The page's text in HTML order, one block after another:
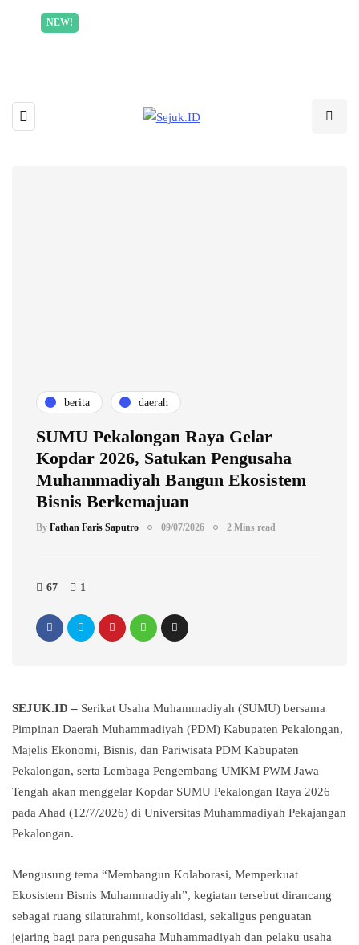
NEW!
berita daerah
SUMU Pekalongan Raya Gelar
Kopdar 2026, Satukan Pengusaha
Muhammadiyah Bangun Ekosistem
Bisnis Berkemajuan
By Fathan Faris Saputro 09/07/2026 2 Mins read
67 1
SEJUK.ID – Serikat Usaha Muhammadiyah (SUMU) bersama
Pimpinan Daerah Muhammadiyah (PDM) Kabupaten Pekalongan,
Majelis Ekonomi, Bisnis, dan Pariwisata PDM Kabupaten
Pekalongan, serta Lembaga Pengembang UMKM PWM Jawa
Tengah akan menggelar Kopdar SUMU Pekalongan Raya 2026
pada Ahad (12/7/2026) di Universitas Muhammadiyah Pekajangan
Pekalongan.
Mengusung tema “Membangun Kolaborasi, Memperkuat
Ekosistem Bisnis Muhammadiyah”, kegiatan tersebut dirancang
sebagai ruang silaturahmi, konsolidasi, sekaligus penguatan
jejaring bagi para pengusaha Muhammadiyah dan pelaku usaha